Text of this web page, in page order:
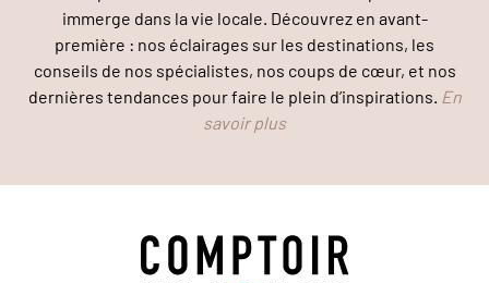
immerge dans la vie locale. Découvrez en avant-
première : nos éclairages sur les destinations, les
conseils de nos spécialistes, nos coups de cœur, et nos
dernières tendances pour faire le plein d’inspirations. En
savoir plus